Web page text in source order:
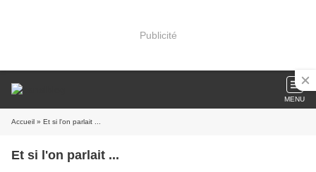
Publicité
MENU
Accueil » Et si l'on parlait ...
Et si l'on parlait ...